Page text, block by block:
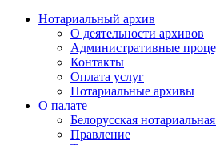
Нотариальный архив
О деятельности архивов
Административные
Контакты
Оплата услуг
Нотариальные архивы
О палате
Белорусская
Правление